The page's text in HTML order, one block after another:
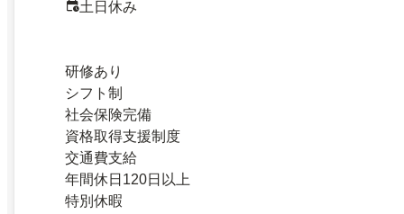
土日休み
研修あり
シフト制
社会保険完備
資格取得支援制度
交通費支給
年間休日120日以上
特別休暇